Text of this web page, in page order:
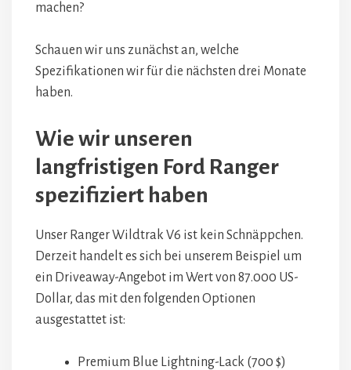
machen?
Schauen wir uns zunächst an, welche
Spezifikationen wir für die nächsten drei Monate
haben.
Wie wir unseren
langfristigen Ford Ranger
spezifiziert haben
Unser Ranger Wildtrak V6 ist kein Schnäppchen.
Derzeit handelt es sich bei unserem Beispiel um
ein Driveaway-Angebot im Wert von 87.000 US-
Dollar, das mit den folgenden Optionen
ausgestattet ist:
Premium Blue Lightning-Lack (700 $)